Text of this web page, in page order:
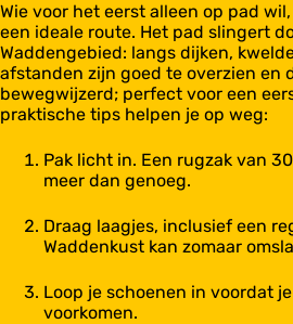
Wie voor het eerst alleen op pad
een ideale route. Het pad slingert
Waddengebied: langs dijken,
afstanden zijn goed te overzien en
bewegwijzerd; perfect voor een
praktische tips helpen je op weg:
Pak licht in. Een rugzak van
meer dan genoeg.
Draag laagjes, inclusief een
Waddenkust kan zomaar
Loop je schoenen in voordat
voorkomen.